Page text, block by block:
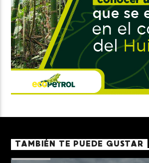
TAMBIÉN TE PUEDE GUSTAR